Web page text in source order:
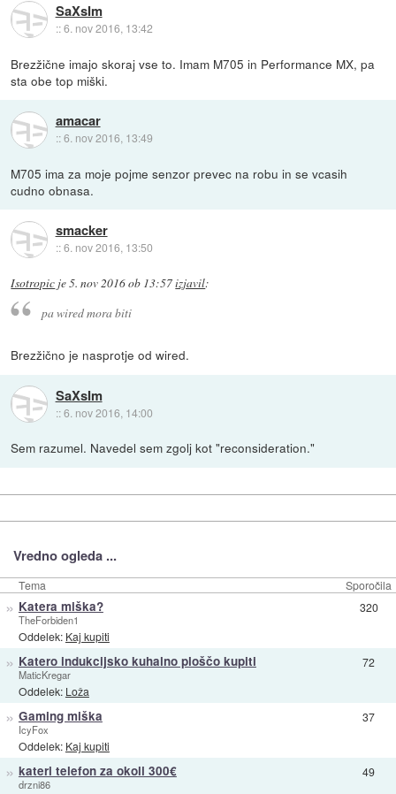
SaXsIm
::6. nov 2016, 13:42
Brezžične imajo skoraj vse to. Imam M705 in Performance MX, pa
sta obe top miški.
amacar
::6. nov 2016, 13:49
M705 ima za moje pojme senzor prevec na robu in se vcasih
cudno obnasa.
smacker
::6. nov 2016, 13:50
Isotropic je5. nov 2016 ob 13:57izjavil:
pa wired mora biti
Brezžično je nasprotje od wired.
SaXsIm
::6. nov 2016, 14:00
Sem razumel. Navedel sem zgolj kot "reconsideration."
Vredno ogleda ...
Tema Sporočila
» Katera miška?
TheForbiden1
Oddelek: Kaj kupiti
320
» Katero indukcijsko kuhalno ploščo kupiti
MaticKregar
Oddelek: Loža
72
» Gaming miška
IcyFox
Oddelek: Kaj kupiti
37
» kateri telefon za okoli 300€
drzni86
49